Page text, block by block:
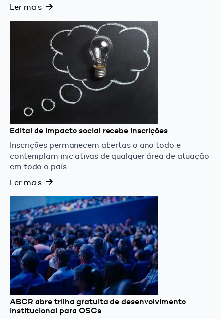
Ler mais
Edital de impacto social recebe inscrições
Inscrições permanecem abertas o ano todo e
contemplam iniciativas de qualquer área de atuação
em todo o país
Ler mais
ABCR abre trilha gratuita de desenvolvimento
institucional para OSCs